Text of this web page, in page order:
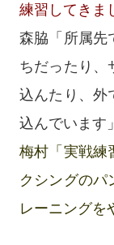
練習してきま
森脇「所属先
ちだったり、
込んたり、外
込んでいます」
梅村「実戦練
クシングのパ
レーニングを